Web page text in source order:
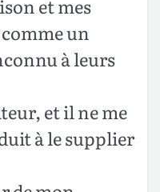
et mes
un
à leurs
et il ne me
à le supplier